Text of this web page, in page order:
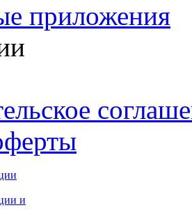
приложения
и